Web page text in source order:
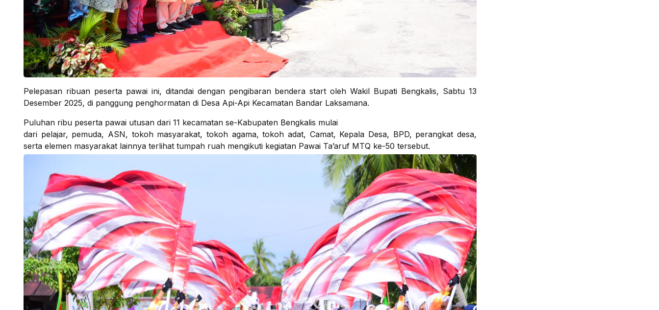
Pelepasan ribuan peserta pawai ini, ditandai dengan pengibaran bendera start oleh Wakil Bupati Bengkalis, Sabtu 13
Desember 2025, di panggung penghormatan di Desa Api-Api Kecamatan Bandar Laksamana.
Puluhan ribu peserta pawai utusan dari 11 kecamatan se-Kabupaten Bengkalis mulai
dari pelajar, pemuda, ASN, tokoh masyarakat, tokoh agama, tokoh adat, Camat, Kepala Desa, BPD, perangkat desa,
serta elemen masyarakat lainnya terlihat tumpah ruah mengikuti kegiatan Pawai Ta’aruf MTQ ke-50 tersebut.